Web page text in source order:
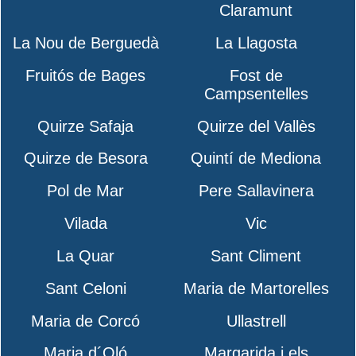
Claramunt
La Nou de Berguedà
La Llagosta
Fruitós de Bages
Fost de
Campsentelles
Quirze Safaja
Quirze del Vallès
Quirze de Besora
Quintí de Mediona
Pol de Mar
Pere Sallavinera
Vilada
Vic
La Quar
Sant Climent
Sant Celoni
Maria de Martorelles
Maria de Corcó
Ullastrell